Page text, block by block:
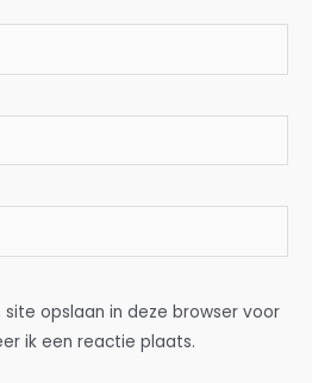
site opslaan in deze browser voor
ik een reactie plaats.